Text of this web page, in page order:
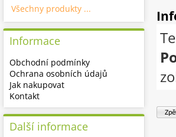
Všechny produkty ...
Informace
Obchodní podmínky
Ochrana osobních údajů
Jak nakupovat
Kontakt
Další informace